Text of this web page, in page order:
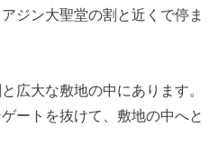
ジン大聖堂の割と近くで停ま
広大な敷地の中にあります。
ートを抜けて、敷地の中へと